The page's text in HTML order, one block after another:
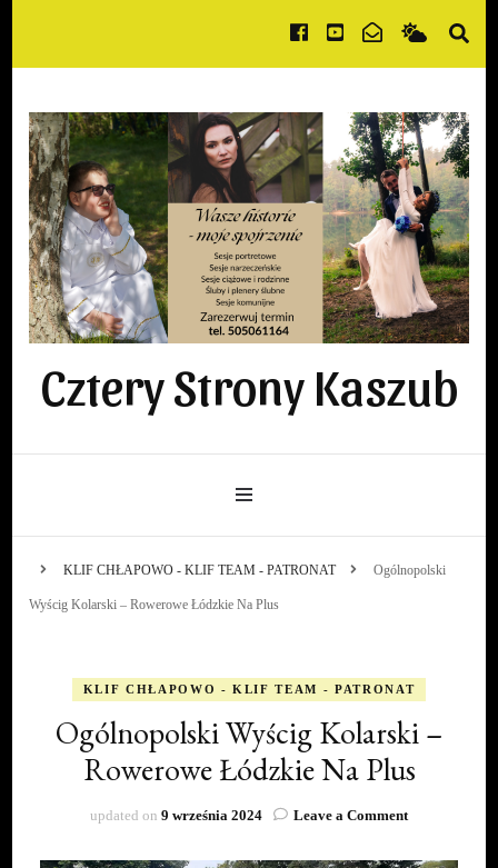
Cztery Strony Kaszub
KLIF CHŁAPOWO - KLIF TEAM - PATRONAT Ogólnopolski
Wyścig Kolarski – Rowerowe Łódzkie Na Plus
KLIF CHŁAPOWO - KLIF TEAM - PATRONAT
Ogólnopolski Wyścig Kolarski –
Rowerowe Łódzkie Na Plus
updated on 9 września 2024 Leave a Commenton
Wyścig